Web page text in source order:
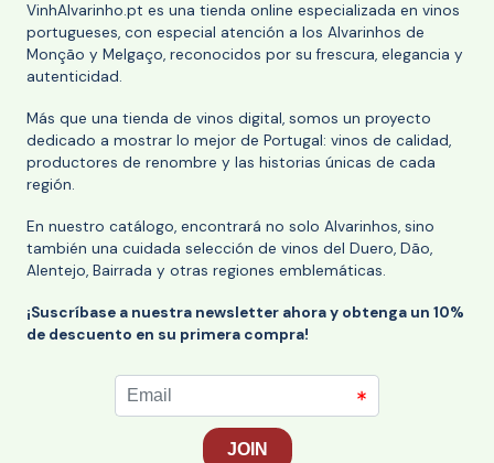
VinhAlvarinho.pt es una tienda online especializada en vinos
portugueses, con especial atención a los Alvarinhos de
Monção y Melgaço, reconocidos por su frescura, elegancia y
autenticidad.
Más que una tienda de vinos digital, somos un proyecto
dedicado a mostrar lo mejor de Portugal: vinos de calidad,
productores de renombre y las historias únicas de cada
región.
En nuestro catálogo, encontrará no solo Alvarinhos, sino
también una cuidada selección de vinos del Duero, Dão,
Alentejo, Bairrada y otras regiones emblemáticas.
¡Suscríbase a nuestra newsletter ahora y obtenga un 10%
de descuento en su primera compra!